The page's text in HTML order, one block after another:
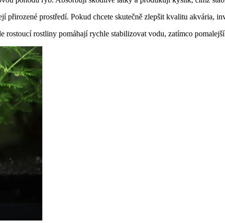
prostředí. Pokud chcete skutečně zlepšit kvalitu akvária,
rostoucí rostliny pomáhají rychle stabilizovat vodu, zatímco